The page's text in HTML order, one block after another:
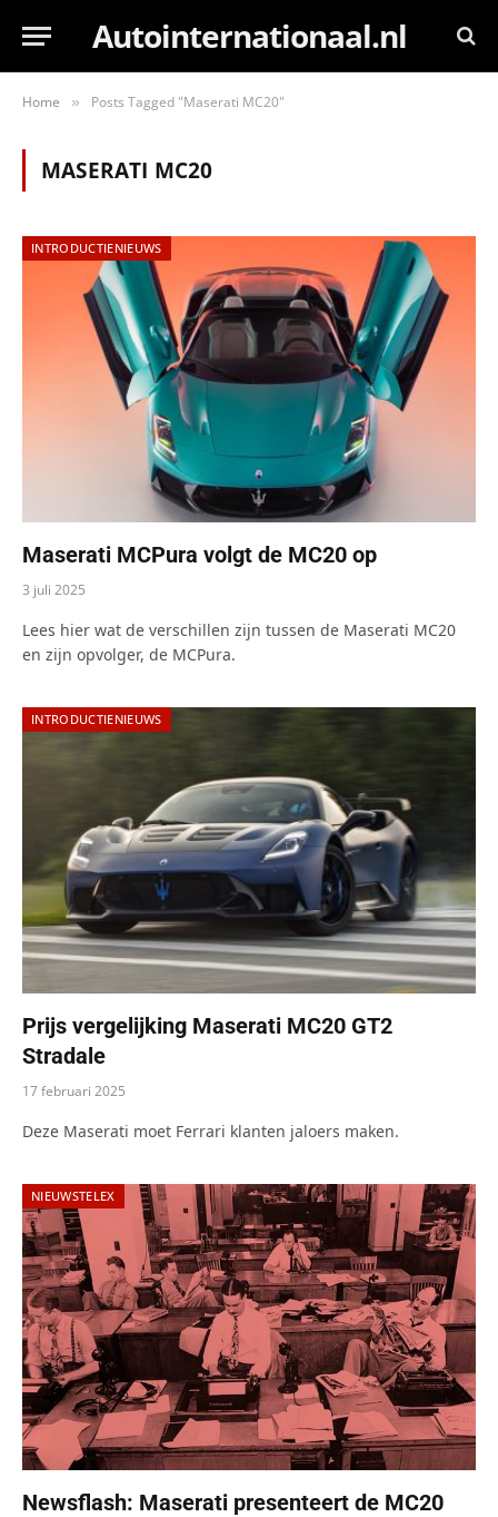
Autointernationaal.nl
Home » Posts Tagged "Maserati MC20"
MASERATI MC20
INTRODUCTIENIEUWS
Maserati MCPura volgt de MC20 op
3 juli 2025
Lees hier wat de verschillen zijn tussen de Maserati MC20
en zijn opvolger, de MCPura.
INTRODUCTIENIEUWS
Prijs vergelijking Maserati MC20 GT2
Stradale
17 februari 2025
Deze Maserati moet Ferrari klanten jaloers maken.
NIEUWSTELEX
Newsflash: Maserati presenteert de MC20